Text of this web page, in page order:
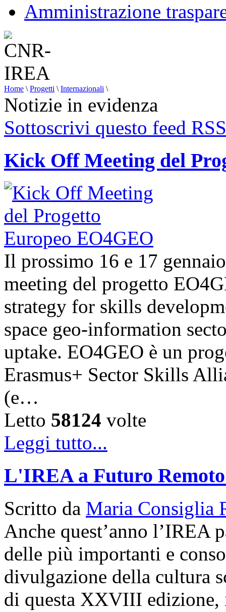
Amministrazione
Home \ Progetti \ Internazionali \
Notizie in evidenza
Sottoscrivi questo feed RSS
Kick Off Meeting del
Il prossimo 16 e 17
meeting del progetto
strategy for skills
space geo-information
uptake. EO4GEO è un
Erasmus+ Sector Skills
(e…
Letto 58124 volte
Leggi tutto...
L'IREA a Futuro Remoto
Scritto da Maria Consiglia
Anche quest’anno l’IREA
delle più importanti e
divulgazione della cultura
di questa XXVIII edizione,